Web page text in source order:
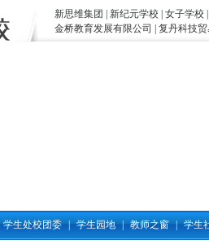
新思维集团 新纪元学校| 女子学校|
金桥教育发展有限公司
复丹科技贸
学生处校团委 | 学生园地 | 教师之窗 | 学生